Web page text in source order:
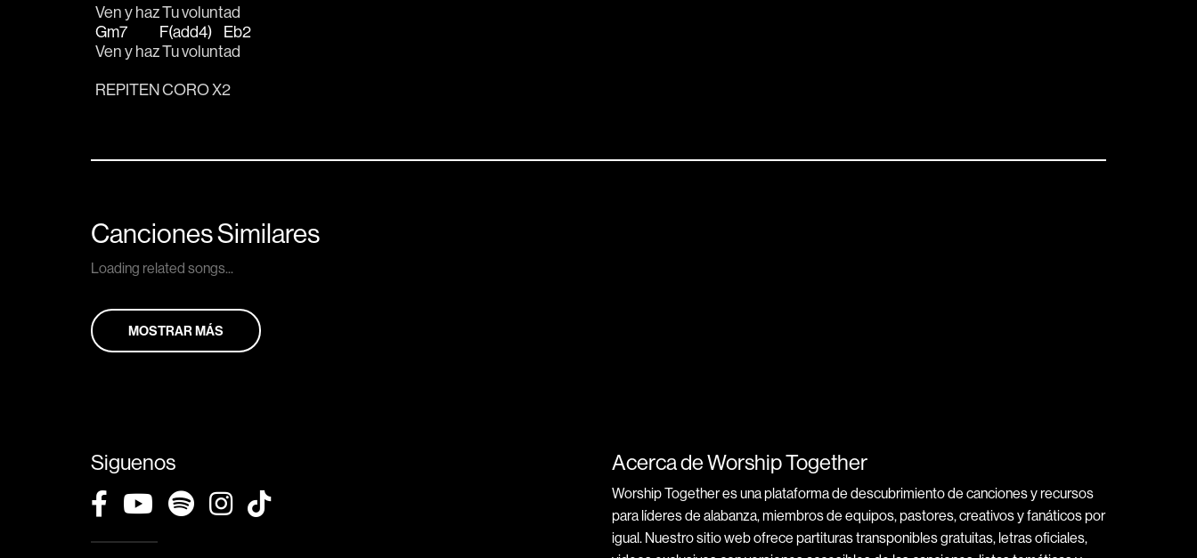
Ven y haz Tu voluntad
Gm7
Ven y haz
F(add4)
Tu volunt
Eb2
ad
REPITEN CORO X2
Canciones Similares
Loading related songs...
MOSTRAR MÁS
Siguenos Acerca de Worship Together
Worship Together es una plataforma de descubrimiento de canciones y recursos
para líderes de alabanza, miembros de equipos, pastores, creativos y fanáticos por
igual. Nuestro sitio web ofrece partituras transponibles gratuitas, letras oficiales,